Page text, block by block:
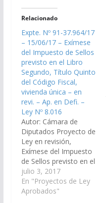
Relacionado
Expte. Nº 91-37.964/17
– 15/06/17 – Exímese
del Impuesto de Sellos
previsto en el Libro
Segundo, Título Quinto
del Código Fiscal,
vivienda única – en
revi. – Ap. en Defi. –
Ley Nº 8.016
Autor: Cámara de
Diputados Proyecto de
Ley en revisión,
Exímese del Impuesto
de Sellos previsto en el
Libro Segundo, Título
Quinto del Código
Fiscal, a los actos,
julio 3, 2017
En "Proyectos de Ley
Aprobados"